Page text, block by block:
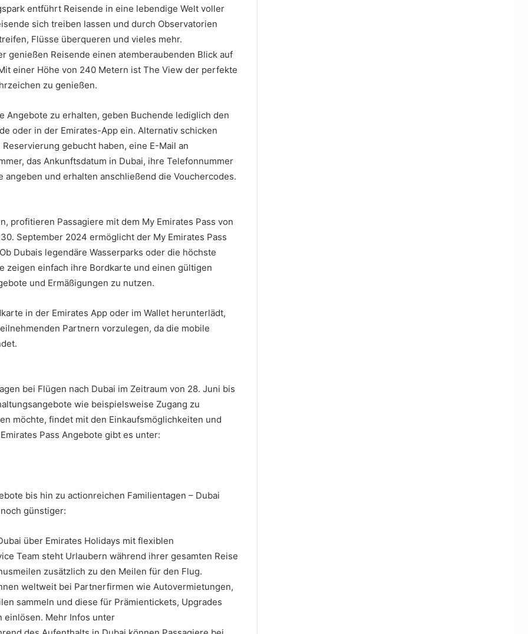
entführt Reisende in eine lebendige Welt voller
sich treiben lassen und durch Observatorien
Flüsse überqueren und vieles mehr.
genießen Reisende einen atemberaubenden Blick auf
einer Höhe von 240 Metern ist The View der perfekte
zu genießen.
zu erhalten, geben Buchende lediglich den
oder in der Emirates-App ein. Alternativ schicken
gebucht haben, eine E-Mail an
das Ankunftsdatum in Dubai, ihre Telefonnummer
und erhalten anschließend die Vouchercodes.
profitieren Passagiere mit dem My Emirates Pass von
September 2024 ermöglicht der My Emirates Pass
Dubais legendäre Wasserparks oder die höchste
zeigen einfach ihre Bordkarte und einen gültigen
und Ermäßigungen zu nutzen.
in der Emirates App oder im Wallet herunterlädt,
Partnern vorzulegen, da die mobile
bei Flügen nach Dubai im Zeitraum von 28. Juni bis
wie beispielsweise Zugang zu
möchte, findet mit den Einkaufsmöglichkeiten und
Pass Angebote gibt es unter:
bis hin zu actionreichen Familientagen – Dubai
günstiger:
über Emirates Holidays mit flexiblen
Team steht Urlaubern während ihrer gesamten Reise
zusätzlich zu den Meilen für den Flug.
weltweit bei Partnerfirmen wie Autovermietungen,
sammeln und diese für Prämientickets, Upgrades
einlösen. Mehr Infos unter